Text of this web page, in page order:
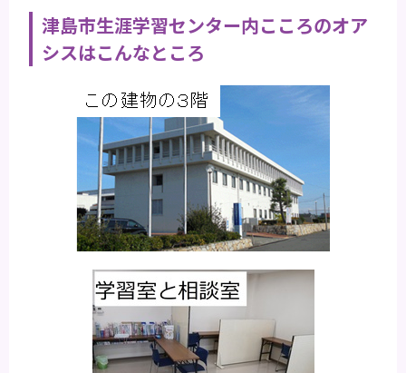
津島市生涯学習センター内こころのオア
シスはこんなところ